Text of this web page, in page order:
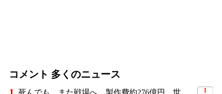
コメント 多くのニュース
死んでも、また戦場へ…製作費約276億円、世界興収584億円のSF大作『オール・ユー・ニード・イズ・キル』がついに配信 1